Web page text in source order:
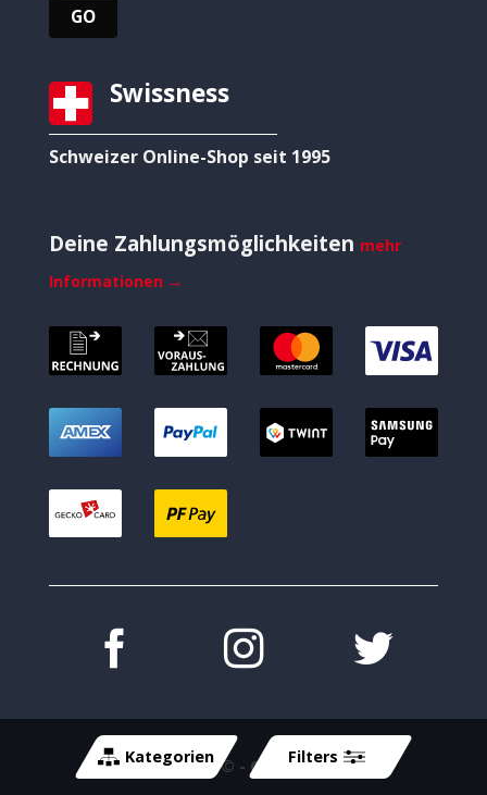
Kategorien Filters
Swissness
Schweizer Online-Shop seit 1995
Deine Zahlungsmöglichkeiten mehr
Informationen →
Copyright 2026 © - Cycle-Tech GmbH